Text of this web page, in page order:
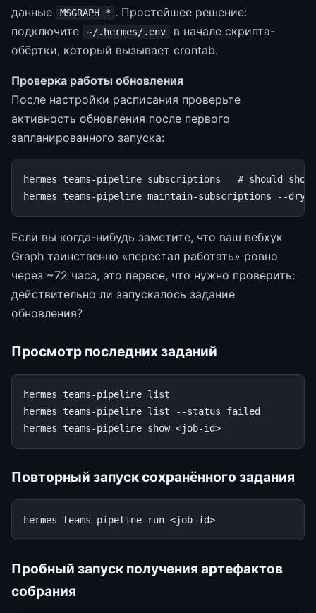
данные MSGRAPH_* . Простейшее решение:
подключите
~/.hermes/.env
в начале скрипта-
обёртки, который вызывает crontab.
Проверка работы обновления
После настройки расписания проверьте
активность обновления после первого
запланированного запуска:
hermes teams-pipeline subscriptions
# should show
hermes
teams-pipeline maintain-subscriptions --dry-
Если вы когда-нибудь заметите, что ваш вебхук
Graph таинственно «перестал работать» ровно
через ~72 часа, это первое, что нужно проверить:
действительно ли запускалось задание
обновления?
Просмотр последних заданий
hermes teams-pipeline list
hermes
teams-pipeline list --status
failed
hermes
teams-pipeline show
Повторный запуск сохранённого задания
hermes teams-pipeline run
Пробный запуск получения артефактов
собрания